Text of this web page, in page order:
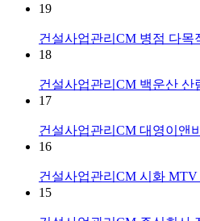
19
건설사업관리CM 병점 다목
18
건설사업관리CM 백운산 산
17
건설사업관리CM 대영이앤
16
건설사업관리CM 시화 MTV
15